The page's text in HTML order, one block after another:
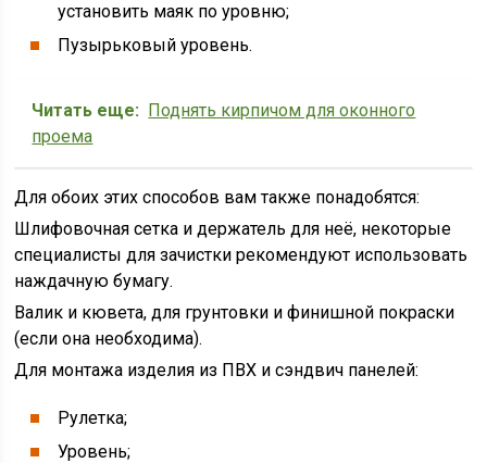
установить маяк по уровню;
Пузырьковый уровень.
Читать еще: Поднять кирпичом для оконного
проема
Для обоих этих способов вам также понадобятся:
Шлифовочная сетка и держатель для неё, некоторые
специалисты для зачистки рекомендуют использовать
наждачную бумагу.
Валик и кювета, для грунтовки и финишной покраски
(если она необходима).
Для монтажа изделия из ПВХ и сэндвич панелей:
Рулетка;
Уровень;